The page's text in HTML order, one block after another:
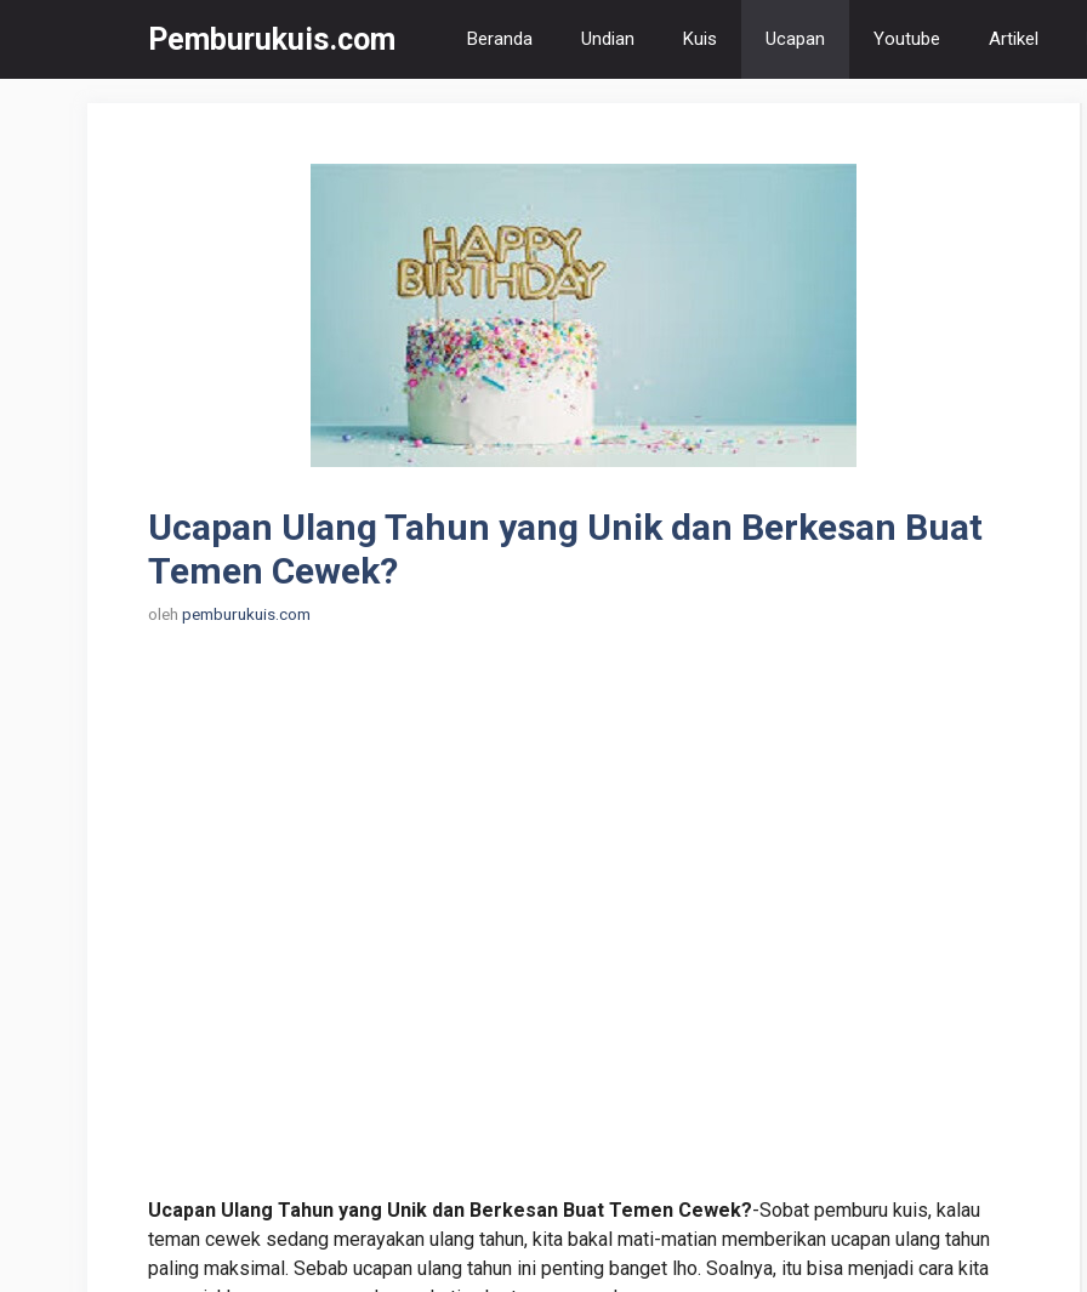
Pemburukuis.com Beranda Undian Kuis Ucapan Youtube Artikel
Ucapan Ulang Tahun yang Unik dan Berkesan Buat
Temen Cewek?
oleh pemburukuis.com
Ucapan Ulang Tahun yang Unik dan Berkesan Buat Temen Cewek?-Sobat pemburu kuis, kalau
teman cewek sedang merayakan ulang tahun, kita bakal mati-matian memberikan ucapan ulang tahun
paling maksimal. Sebab ucapan ulang tahun ini penting banget lho. Soalnya, itu bisa menjadi cara kita